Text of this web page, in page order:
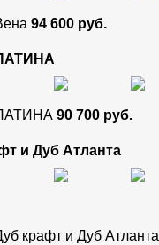
94 600 руб.
90 700 руб.
и Дуб Атланта
крафт и Дуб Атланта